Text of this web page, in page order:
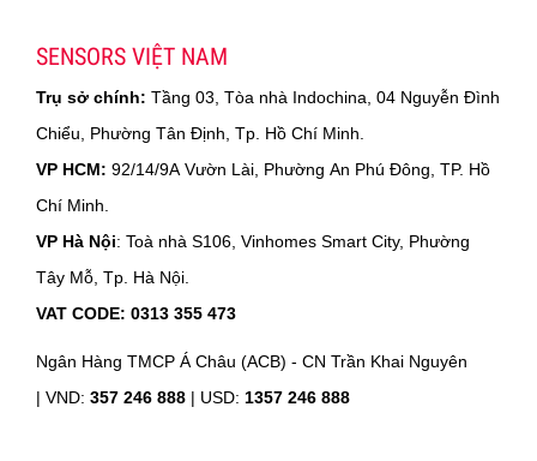
SENSORS VIỆT NAM
Trụ sở chính: Tầng 03, Tòa nhà Indochina, 04 Nguyễn Đình
Chiểu, Phường Tân Định, Tp. Hồ Chí Minh.
VP HCM: 92/14/9A Vườn Lài, Phường An Phú Đông, TP. Hồ
Chí Minh.
VP Hà Nội: Toà nhà S106, Vinhomes Smart City, Phường
Tây Mỗ, Tp. Hà Nội.
VAT CODE: 0313 355 473
Ngân Hàng TMCP Á Châu (ACB) - CN Trần Khai Nguyên
| VND: 357 246 888 | USD: 1357 246 888